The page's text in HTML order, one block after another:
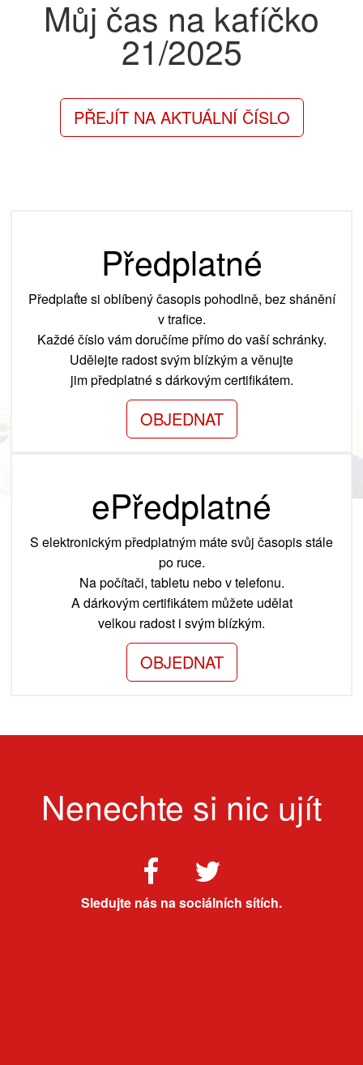
Můj čas na kafíčko
21/2025
PŘEJÍT NA AKTUÁLNÍ ČÍSLO
Předplatné
Předplaťte si oblíbený časopis pohodlně, bez shánění
v trafice.
Každé číslo vám doručíme přímo do vaší schránky.
Udělejte radost svým blízkým a věnujte
jim předplatné s dárkovým certifikátem.
OBJEDNAT
ePředplatné
S elektronickým předplatným máte svůj časopis stále
po ruce.
Na počítači, tabletu nebo v telefonu.
A dárkovým certifikátem můžete udělat
velkou radost i svým blízkým.
OBJEDNAT
Nenechte si nic ujít
Sledujte nás na sociálních sítích.